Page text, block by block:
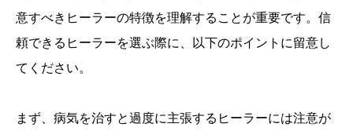
意すべきヒーラーの特徴を理解することが重要です。信
頼できるヒーラーを選ぶ際に、以下のポイントに留意し
てください。
まず、病気を治すと過度に主張するヒーラーには注意が